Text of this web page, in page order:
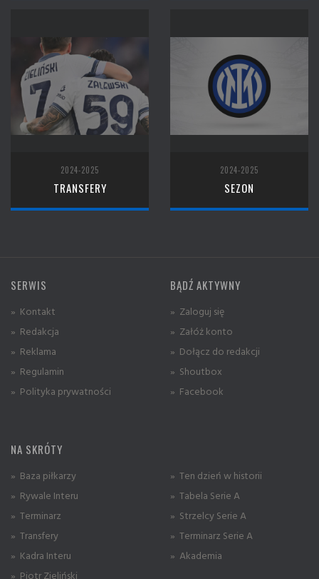
2024-2025
TRANSFERY
2024-2025
SEZON
SERWIS
» Kontakt
» Redakcja
» Reklama
» Regulamin
» Polityka prywatności
BĄDŹ AKTYWNY
» Zaloguj się
» Załóż konto
» Dołącz do redakcji
» Shoutbox
» Facebook
NA SKRÓTY
» Baza piłkarzy
» Rywale Interu
» Terminarz
» Transfery
» Kadra Interu
» Piotr Zieliński
» Ten dzień w historii
» Tabela Serie A
» Strzelcy Serie A
» Terminarz Serie A
» Akademia